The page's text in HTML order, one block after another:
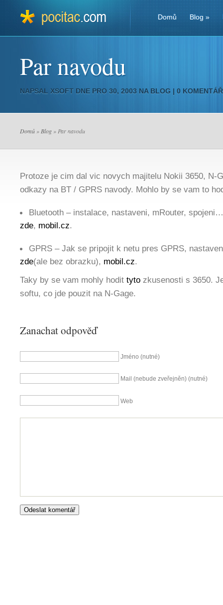
Domů Blog»
Par navodu
NAPSAL XSOFT DNE PRO 30, 2003 NA BLOG | 0
Domů » Blog » Par navodu
Protoze je cim dal vic novych majitelu Nokii 3650, N-
odkazy na BT / GPRS navody. Mohlo by se vam to
Bluetooth – instalace, nastaveni, mRouter, spojeni…
zde, mobil.cz.
GPRS – Jak se pripojit k netu pres GPRS,
zde(ale bez obrazku), mobil.cz.
Taky by se vam mohly hodit tyto zkusenosti s 3650.
softu, co jde pouzit na N-Gage.
Zanachat odpověď
Jméno (nutné)
Mail (nebude zveřejněn) (nutné)
Web